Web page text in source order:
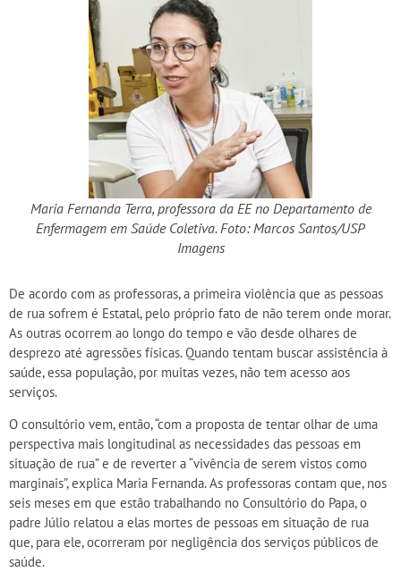
Maria Fernanda Terra, professora da EE no Departamento de
Enfermagem em Saúde Coletiva. Foto: Marcos Santos/USP
Imagens
De acordo com as professoras, a primeira violência que as pessoas
de rua sofrem é Estatal, pelo próprio fato de não terem onde morar.
As outras ocorrem ao longo do tempo e vão desde olhares de
desprezo até agressões físicas. Quando tentam buscar assistência à
saúde, essa população, por muitas vezes, não tem acesso aos
serviços.
O consultório vem, então, “com a proposta de tentar olhar de uma
perspectiva mais longitudinal as necessidades das pessoas em
situação de rua” e de reverter a “vivência de serem vistos como
marginais”, explica Maria Fernanda. As professoras contam que, nos
seis meses em que estão trabalhando no Consultório do Papa, o
padre Júlio relatou a elas mortes de pessoas em situação de rua
que, para ele, ocorreram por negligência dos serviços públicos de
saúde.